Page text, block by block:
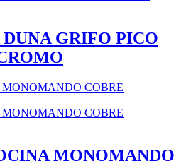
GRIFO PICO
MONOMANDO